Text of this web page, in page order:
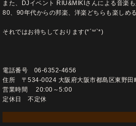
また、DJイベント RIU&MIKIさんによる音楽も
80、90年代からの邦楽、洋楽どちらも楽しめ
それではお待ちしております(*´꒳`*)
電話番号 06-6352-4656
住所 〒534-0024 大阪府大阪市都島区東野田
営業時間 20:00～5:00
定休日 不定休